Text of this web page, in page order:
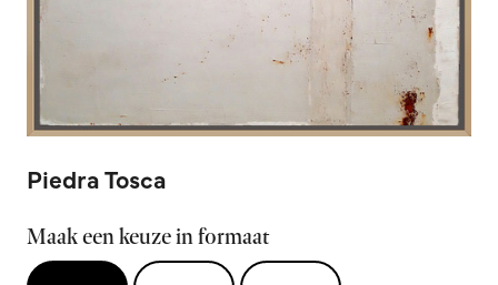
Piedra Tosca
Maak een keuze in formaat